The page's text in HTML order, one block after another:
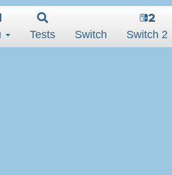
Tests Switch Switch 2